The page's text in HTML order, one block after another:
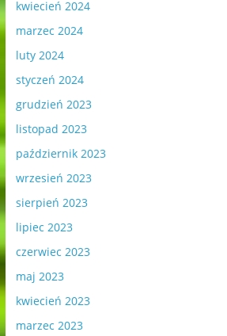
kwiecień 2024
marzec 2024
luty 2024
styczeń 2024
grudzień 2023
listopad 2023
październik 2023
wrzesień 2023
sierpień 2023
lipiec 2023
czerwiec 2023
maj 2023
kwiecień 2023
marzec 2023